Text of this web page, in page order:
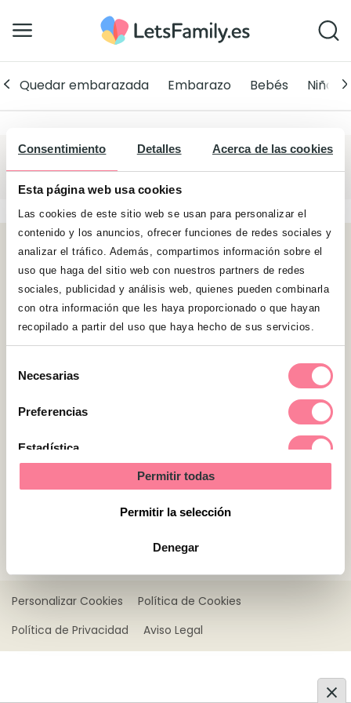
Consentimiento Detalles Acerca de las cookies
Esta página web usa cookies
Las cookies de este sitio web se usan para personalizar el
contenido y los anuncios, ofrecer funciones de redes sociales y
analizar el tráfico. Además, compartimos información sobre el
uso que haga del sitio web con nuestros partners de redes
sociales, publicidad y análisis web, quienes pueden combinarla
con otra información que les haya proporcionado o que hayan
recopilado a partir del uso que haya hecho de sus servicios.
Necesarias
Preferencias
Estadística
Permitir todas
Permitir la selección
Denegar
Quedar embarazada Embarazo Bebés Niños
¿Cómo anunciarte?
Únete al mundo de LetsFamily
Lee. Inspírate. Sonríe.
Preguntas frecuentes
Contacto
C/ Doctor Trueta, 183, Pl.10 Pta.6
Personalizar Cookies
Política de Cookies
Política de Privacidad
Aviso Legal